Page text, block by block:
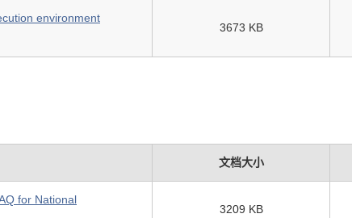
environment
3673 KB
文档大小
for National
3209 KB